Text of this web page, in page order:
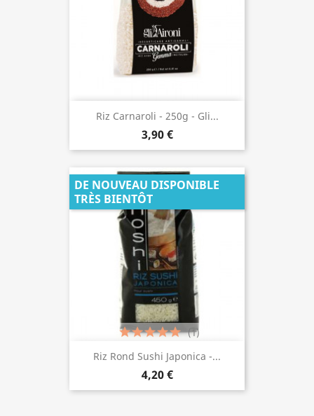
Riz Carnaroli - 250g - Gli...
3,90 €
Riz Rond Sushi Japonica -...
4,20 €
(1)
DE NOUVEAU DISPONIBLE
TRÈS BIENTÔT